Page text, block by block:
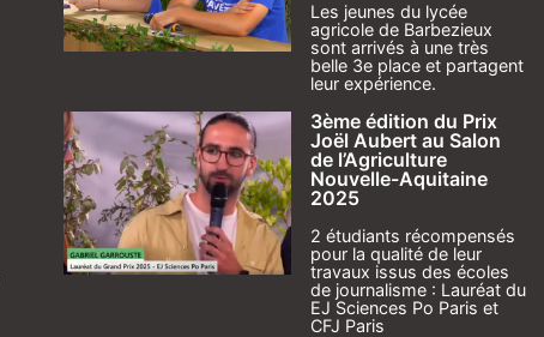
Les jeunes du lycée
agricole de Barbezieux
sont arrivés à une très
belle 3e place et partagent
leur expérience.
3ème édition du Prix
Joël Aubert au Salon
de l’Agriculture
Nouvelle-Aquitaine
2025
2 étudiants récompensés
pour la qualité de leur
travaux issus des écoles
de journalisme : Lauréat du
EJ Sciences Po Paris et
CFJ Paris